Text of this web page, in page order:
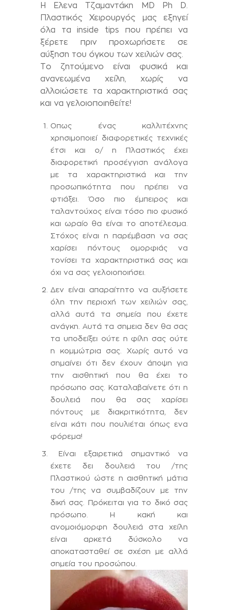
Η Eλενα Τζαμαντάκη MD Ph D.
Πλαστικός Χειρουργός μας εξηγεί
όλα τα inside tips που πρέπει να
ξέρετε πριν προχωρήσετε σε
αύξηση του όγκου των χειλιών σας.
Το ζητούμενο είναι φυσικά και
ανανεωμένα χείλη, χωρίς να
αλλοιώσετε τα χαρακτηριστικά σας
και να γελοιοποιηθείτε!
Oπως ένας καλλιτέχνης
χρησιμοποιεί διαφορετικές τεχνικές
έτσι και ο/ η Πλαστικός έχει
διαφορετική προσέγγιση ανάλογα
με τα χαρακτηριστικά και την
προσωπικότητα που πρέπει να
φτιάξει. Όσο πιο έμπειρος και
ταλαντούχος είναι τόσο πιο φυσικό
και ωραίο θα είναι το αποτέλεσμα.
Στόχος είναι η παρέμβαση να σας
χαρίσει πόντους ομορφιάς να
τονίσει τα χαρακτηριστικά σας και
όχι να σας γελοιοποιήσει.
Δεν είναι απαραίτητο να αυξήσετε
όλη την περιοχή των χειλιών σας,
αλλά αυτά τα σημεία που έχετε
ανάγκη. Αυτά τα σημεια δεν θα σας
τα υποδείξει ούτε η φίλη σας ούτε
η κομμώτρια σας. Χωρίς αυτό να
σημαίνει ότι δεν έχουν άποψη για
την αισθητική που θα έχει το
πρόσωπο σας. Καταλαβαίνετε ότι η
δουλειά που θα σας χαρίσει
πόντους με διακριτικότητα, δεν
είναι κάτι που πουλιέται όπως ενα
φόρεμα!
Είναι εξαιρετικά σημαντικό να
έχετε δει δουλειά του /της
Πλαστικού ώστε η αισθητική μάτια
του /της να συμβαδίζουν με την
δική σας. Πρόκειται για το δικό σας
πρόσωπο. Η κακή και
ανομοιόμορφη δουλειά στα χείλη
είναι αρκετά δύσκολο να
αποκατασταθεί σε σχέση με αλλά
σημεία του προσώπου.